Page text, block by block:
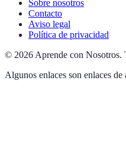
Sobre nosotros
Contacto
Aviso legal
Política de privacidad
© 2026 Aprende con Nosotros.
Algunos enlaces son enlaces de